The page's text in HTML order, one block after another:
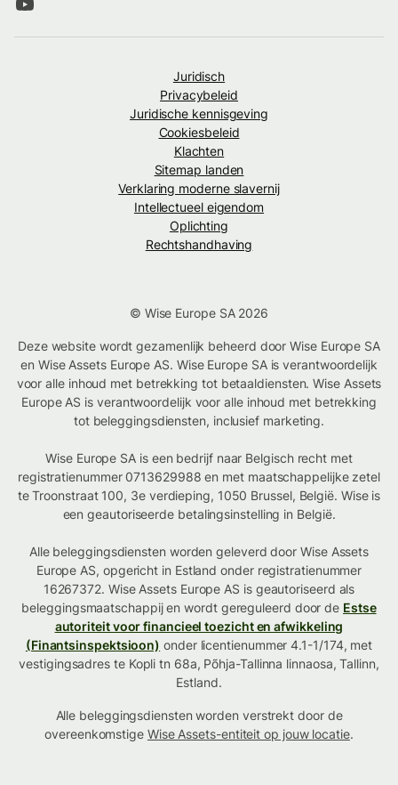
Juridisch
Privacybeleid
Juridische kennisgeving
Cookiesbeleid
Klachten
Sitemap landen
Verklaring moderne slavernij
Intellectueel eigendom
Oplichting
Rechtshandhaving
© Wise Europe SA 2026
Deze website wordt gezamenlijk beheerd door Wise Europe SA
en Wise Assets Europe AS. Wise Europe SA is verantwoordelijk
voor alle inhoud met betrekking tot betaaldiensten. Wise Assets
Europe AS is verantwoordelijk voor alle inhoud met betrekking
tot beleggingsdiensten, inclusief marketing.
Wise Europe SA is een bedrijf naar Belgisch recht met
registratienummer 0713629988 en met maatschappelijke zetel
te Troonstraat 100, 3e verdieping, 1050 Brussel, België. Wise is
een geautoriseerde betalingsinstelling in België.
Alle beleggingsdiensten worden geleverd door Wise Assets
Europe AS, opgericht in Estland onder registratienummer
16267372. Wise Assets Europe AS is geautoriseerd als
beleggingsmaatschappij en wordt gereguleerd door de Estse
autoriteit voor financieel toezicht en afwikkeling
(Finantsinspektsioon) onder licentienummer 4.1-1/174, met
vestigingsadres te Kopli tn 68a, Põhja-Tallinna linnaosa, Tallinn,
Estland.
Alle beleggingsdiensten worden verstrekt door de
overeenkomstige Wise Assets-entiteit op jouw locatie.